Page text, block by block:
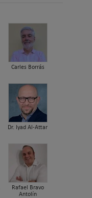
Carles Borrás
Dr. Iyad Al-Attar
Rafael Bravo
Antolín